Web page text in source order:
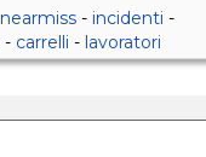
nearmiss - incidenti -
- carrelli - lavoratori